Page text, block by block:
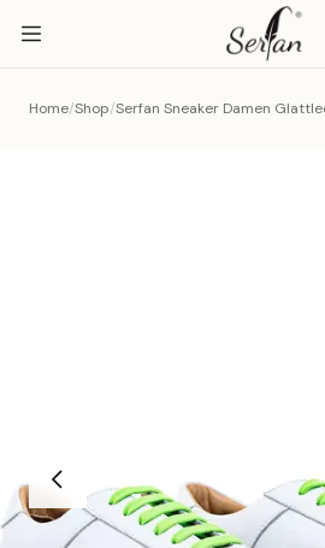
Home/Shop/Serfan Sneaker Damen